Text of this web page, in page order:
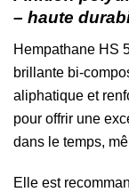
– haute
Hempathane HS
brillante bi-
aliphatique et
pour offrir une
dans le temps,
Elle est